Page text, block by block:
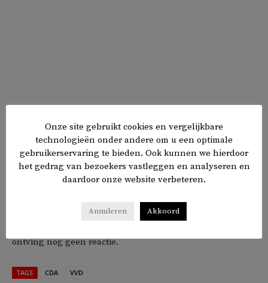
een directe aanval op onze Grondwet en een gevaarlijke
normalisering van uitsluiting.’ Hij verwees naar de 75.347
ondertekenaars van de petitie ‘Ieder Nederlander
gelijkwaardig: maak motie-Becker ongedaan’ en meer dan
ontving nog geen reactie.
TAGS CDA VVD
Onze site gebruikt cookies en vergelijkbare
technologieën onder andere om u een optimale
gebruikerservaring te bieden. Ook kunnen we hierdoor
het gedrag van bezoekers vastleggen en analyseren en
daardoor onze website verbeteren.
Annuleren Akkoord